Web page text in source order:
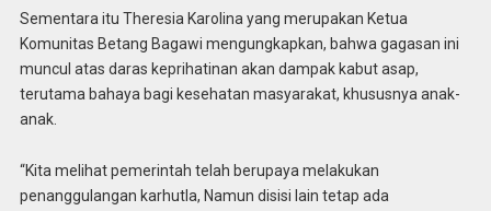
Sementara itu Theresia Karolina yang merupakan Ketua
Komunitas Betang Bagawi mengungkapkan, bahwa gagasan ini
muncul atas daras keprihatinan akan dampak kabut asap,
terutama bahaya bagi kesehatan masyarakat, khususnya anak-
anak.
“Kita melihat pemerintah telah berupaya melakukan
penanggulangan karhutla, Namun disisi lain tetap ada